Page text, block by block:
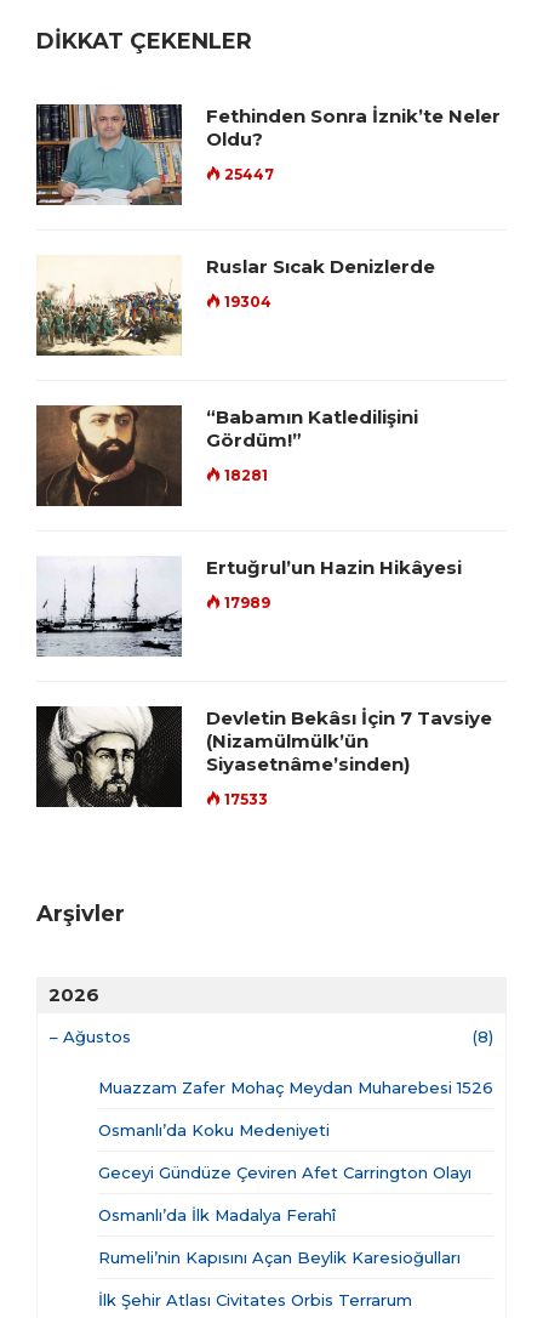
DİKKAT ÇEKENLER
Fethinden Sonra İznik’te Neler
Oldu?
25447
Ruslar Sıcak Denizlerde
19304
“Babamın Katledilişini
Gördüm!”
18281
Ertuğrul’un Hazin Hikâyesi
17989
Devletin Bekâsı İçin 7 Tavsiye
(Nizamülmülk’ün
Siyasetnâme’sinden)
17533
Arşivler
2026
– Ağustos (8)
Muazzam Zafer Mohaç Meydan Muharebesi 1526
Osmanlı’da Koku Medeniyeti
Geceyi Gündüze Çeviren Afet Carrington Olayı
Osmanlı’da İlk Madalya Ferahî
Rumeli’nin Kapısını Açan Beylik Karesioğulları
İlk Şehir Atlası Civitates Orbis Terrarum